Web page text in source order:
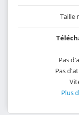
Taille
Pas
Pas
Plus